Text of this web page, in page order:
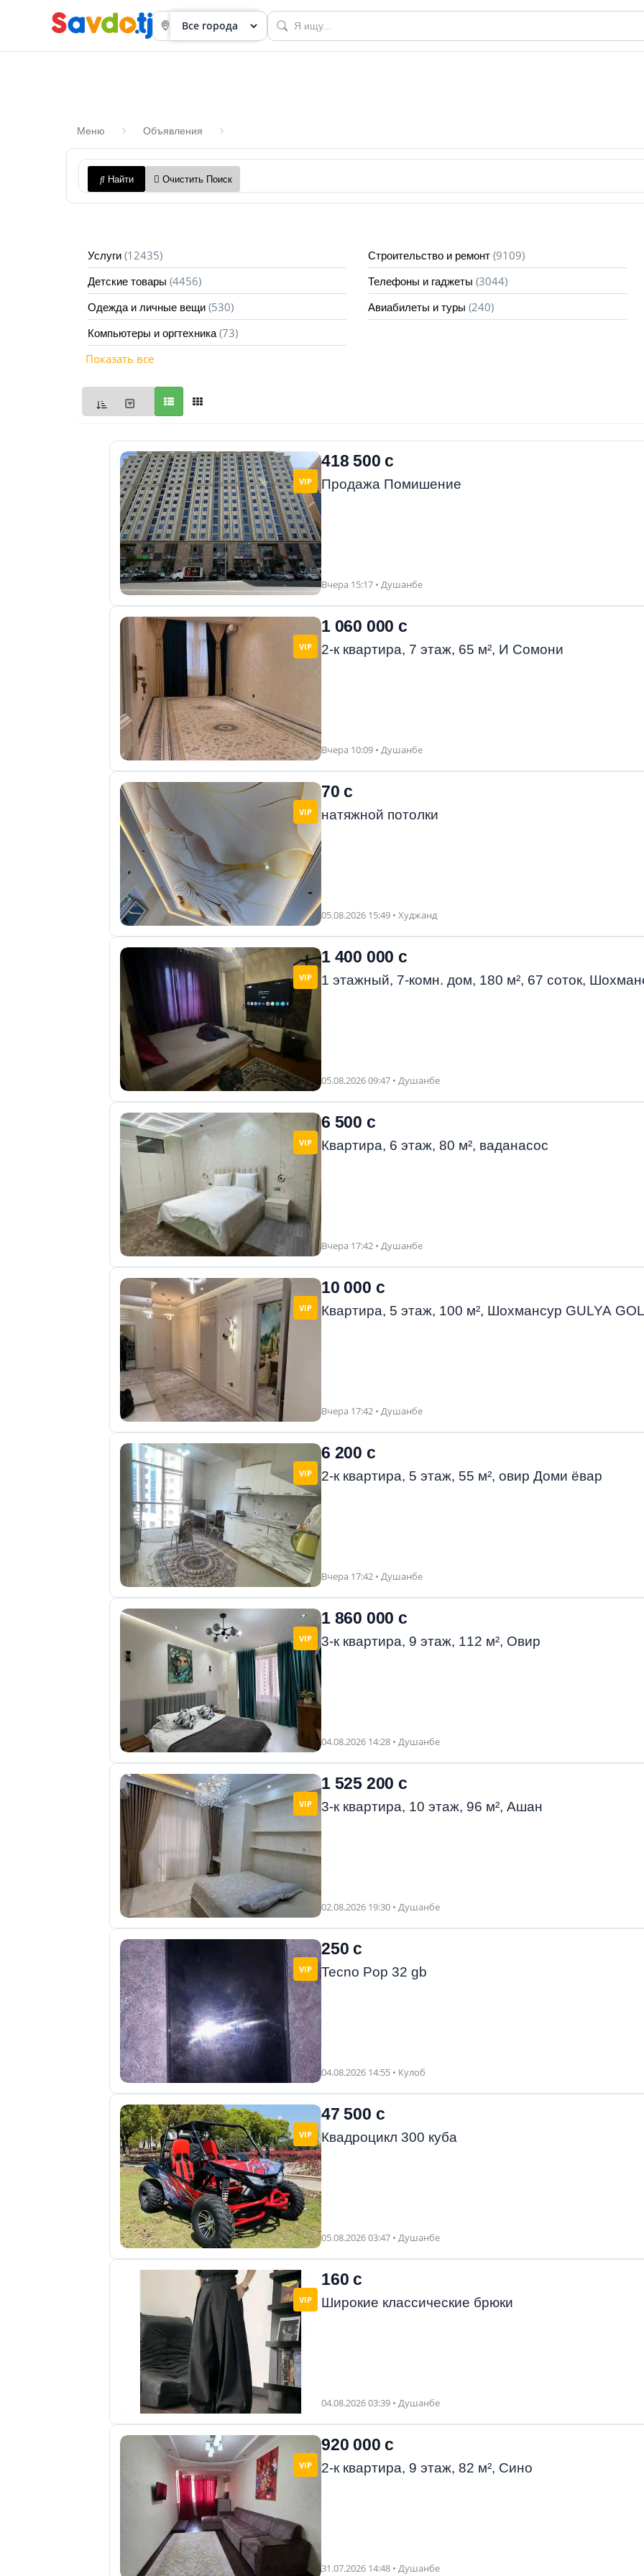
приборов
объявления
Меню Объявления
Найти Очистить Поиск
Услуги (12435) Строительство и ремонт (9109)
Детские товары (4456) Телефоны и гаджеты (3044)
Одежда и личные вещи (530) Авиабилеты и туры (240)
Компьютеры и оргтехника (73)
Показать все
VIP
418 500 с
Продажа Помишение
Вчера 15:17 • Душанбе
VIP
1 060 000 с
2-к квартира, 7 этаж, 65 м², И Сомони
Вчера 10:09 • Душанбе
VIP
70 с
натяжной потолки
05.08.2026 15:49 • Худжанд
VIP
1 400 000 с
1 этажный, 7-комн. дом, 180 м², 67 соток,
05.08.2026 09:47 • Душанбе
VIP
6 500 с
Квартира, 6 этаж, 80 м², ваданасос
Вчера 17:42 • Душанбе
VIP
10 000 с
Квартира, 5 этаж, 100 м², Шохмансур GULYA
Вчера 17:42 • Душанбе
VIP
6 200 с
2-к квартира, 5 этаж, 55 м², овир Доми ёвар
Вчера 17:42 • Душанбе
VIP
1 860 000 с
3-к квартира, 9 этаж, 112 м², Овир
04.08.2026 14:28 • Душанбе
VIP
1 525 200 с
3-к квартира, 10 этаж, 96 м², Ашан
02.08.2026 19:30 • Душанбе
VIP
250 с
Tecno Pop 32 gb
04.08.2026 14:55 • Кулоб
VIP
47 500 с
Квадроцикл 300 куба
05.08.2026 03:47 • Душанбе
VIP
160 с
Широкие классические брюки
04.08.2026 03:39 • Душанбе
VIP
920 000 с
2-к квартира, 9 этаж, 82 м², Сино
31.07.2026 14:48 • Душанбе